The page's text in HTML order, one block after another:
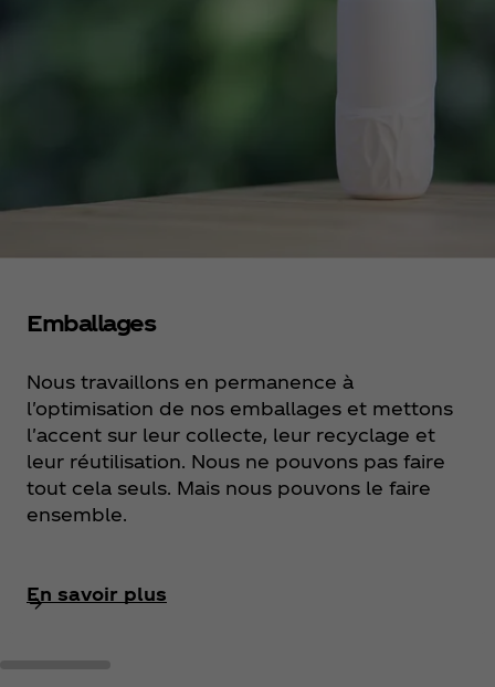
Emballages
Nous travaillons en permanence à
l'optimisation de nos emballages et mettons
l'accent sur leur collecte, leur recyclage et
leur réutilisation. Nous ne pouvons pas faire
tout cela seuls. Mais nous pouvons le faire
ensemble.
En savoir plus